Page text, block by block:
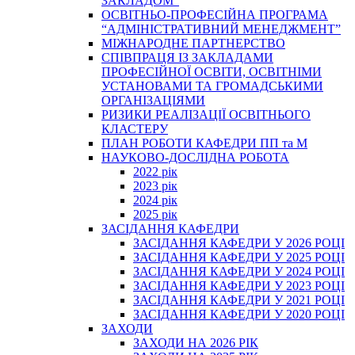
ОСВІТНЬО-ПРОФЕСІЙНА ПРОГРАМА
“АДМІНІСТРАТИВНИЙ МЕНЕДЖМЕНТ”
МІЖНАРОДНЕ ПАРТНЕРСТВО
СПІВПРАЦЯ ІЗ ЗАКЛАДАМИ
ПРОФЕСІЙНОЇ ОСВІТИ, ОСВІТНІМИ
УСТАНОВАМИ ТА ГРОМАДСЬКИМИ
ОРГАНІЗАЦІЯМИ
РИЗИКИ РЕАЛІЗАЦІЇ ОСВІТНЬОГО
КЛАСТЕРУ
ПЛАН РОБОТИ КАФЕДРИ ПП та М
НАУКОВО-ДОСЛІДНА РОБОТА
2022 рік
2023 рік
2024 рік
2025 рік
ЗАСІДАННЯ КАФЕДРИ
ЗАСІДАННЯ КАФЕДРИ У 2026 РОЦІ
ЗАСІДАННЯ КАФЕДРИ У 2025 РОЦІ
ЗАСІДАННЯ КАФЕДРИ У 2024 РОЦІ
ЗАСІДАННЯ КАФЕДРИ У 2023 РОЦІ
ЗАСІДАННЯ КАФЕДРИ У 2021 РОЦІ
ЗАСІДАННЯ КАФЕДРИ У 2020 РОЦІ
ЗАХОДИ
ЗАХОДИ НА 2026 РІК